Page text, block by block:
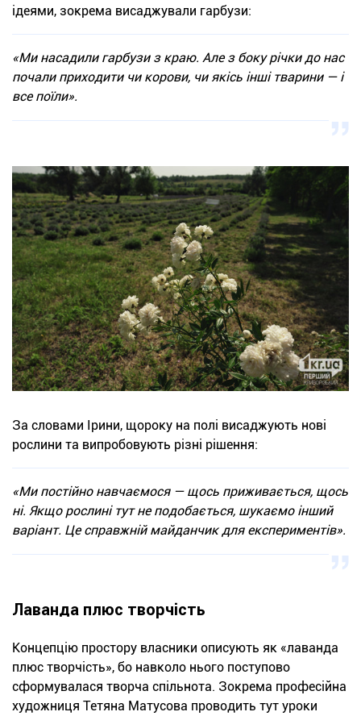
ідеями, зокрема висаджували гарбузи:
«Ми насадили гарбузи з краю. Але з боку річки до нас
почали приходити чи корови, чи якісь інші тварини — і
все поїли».
За словами Ірини, щороку на полі висаджують нові
рослини та випробовують різні рішення:
«Ми постійно навчаємося — щось приживається, щось
ні. Якщо рослині тут не подобається, шукаємо інший
варіант. Це справжній майданчик для експериментів».
Лаванда плюс творчість
Концепцію простору власники описують як «лаванда
плюс творчість», бо навколо нього поступово
сформувалася творча спільнота. Зокрема професійна
художниця Тетяна Матусова проводить тут уроки